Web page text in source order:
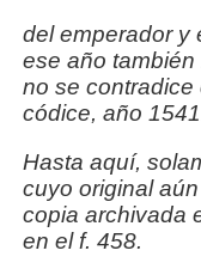
del emperador y
ese año
no se contradice
códice, año
Hasta aquí,
cuyo original
copia archivada
en el f. 458.